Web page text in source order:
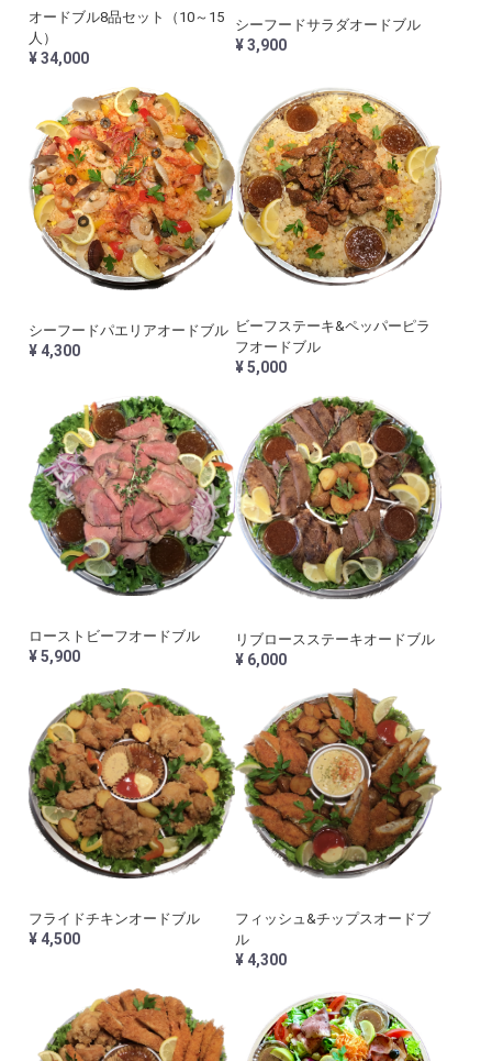
シーフードサラダオードブル
¥ 3,900
オードブル8品セット（10～15
人）
¥ 34,000
シーフードパエリアオードブル
¥ 4,300
ビーフステーキ&ペッパーピラ
フオードブル
¥ 5,000
ローストビーフオードブル
¥ 5,900
リブロースステーキオードブル
¥ 6,000
フライドチキンオードブル
¥ 4,500
フィッシュ&チップスオードブ
ル
¥ 4,300